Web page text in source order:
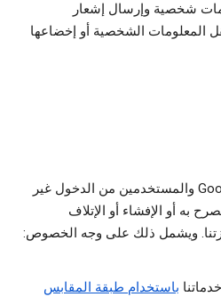
شخصية وإرسال إشعار
المعلومات الشخصية أو إخضاعها
نعمل جاهدين على حماية Google والمستخدمين من الدخول غير
به أو الإفشاء أو الإتلاف
ويشمل ذلك على وجه الخصوص:
باستخدام طبقة المقابس